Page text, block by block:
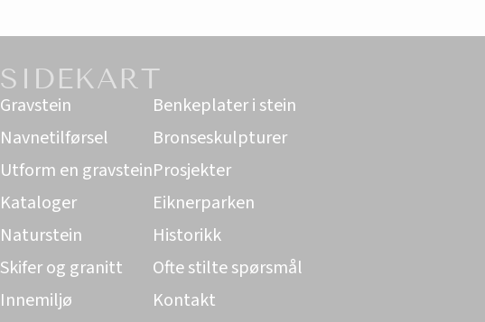
SIDEKART
Gravstein
Navnetilførsel
Utform en gravstein
Kataloger
Naturstein
Skifer og granitt
Innemiljø
Benkeplater i stein
Bronseskulpturer
Prosjekter
Eiknerparken
Historikk
Ofte stilte spørsmål
Kontakt